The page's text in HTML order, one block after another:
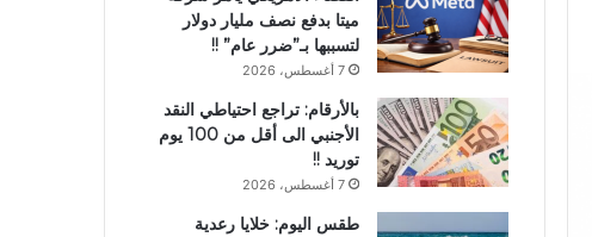
ميتا بدفع نصف مليار دولار
لتسببها بـ”ضرر عام” !!
7 أغسطس، 2026
بالأرقام: تراجع احتياطي النقد
الأجنبي الى أقل من 100 يوم
توريد !!
7 أغسطس، 2026
طقس اليوم: خلايا رعدية